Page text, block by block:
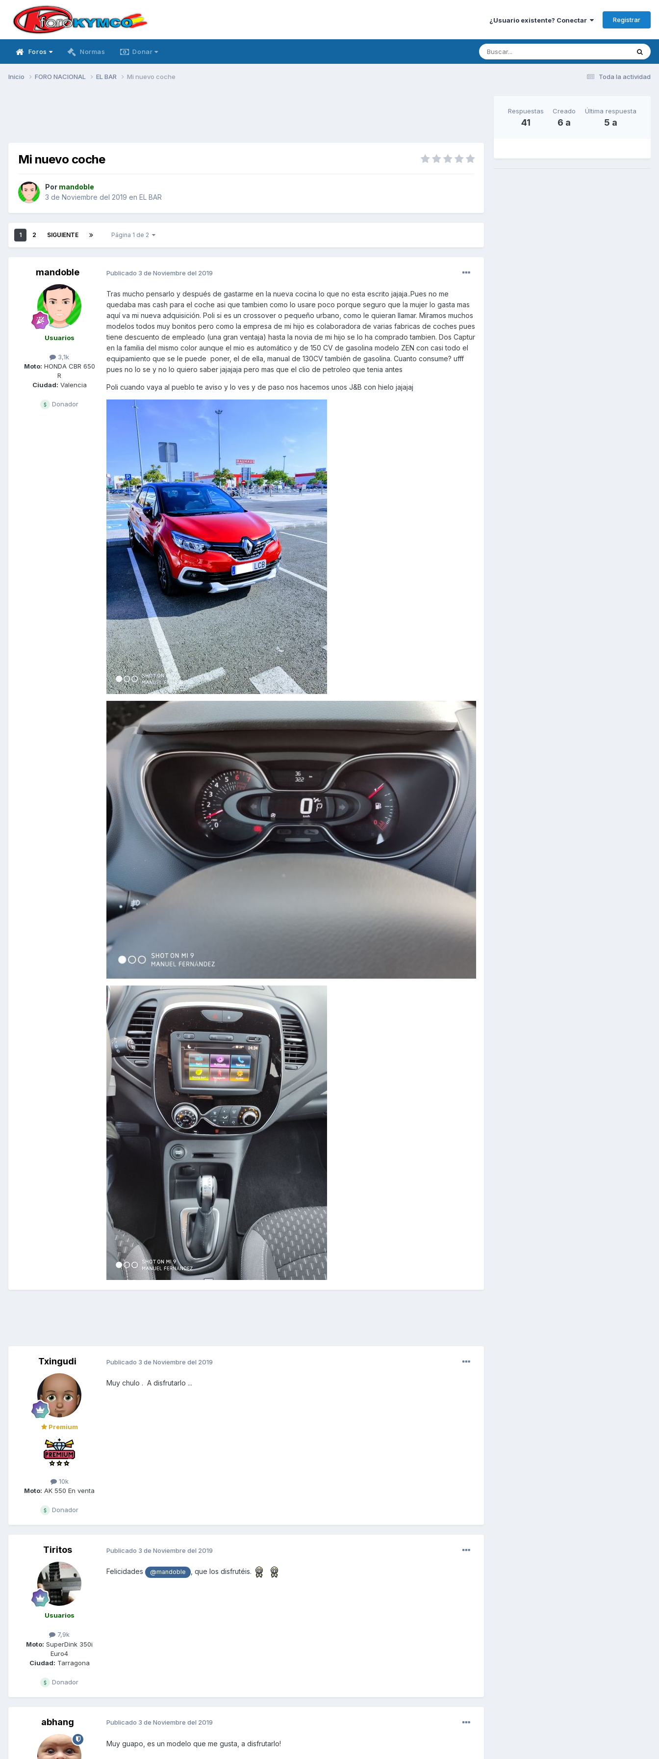
¿Usuario existente? Conectar Registrar
Foros Normas Donar
Toda la actividad
Inicio FORO NACIONAL EL BAR Mi nuevo coche
Mi nuevo coche
Por mandoble
3 de Noviembre del 2019 en EL BAR
1 2 SIGUIENTE Página 1 de 2
mandoble
Usuarios
3,1k
Moto: HONDA CBR 650
R
Ciudad: Valencia
Donador
Publicado 3 de Noviembre del 2019
Tras mucho pensarlo y después de gastarme en la nueva cocina lo que no esta escrito jajaja..Pues no me
quedaba mas cash para el coche asi que tambien como lo usare poco porque seguro que la mujer lo gasta mas
aquí va mi nueva adquisición. Poli si es un crossover o pequeño urbano, como le quieran llamar. Miramos muchos
modelos todos muy bonitos pero como la empresa de mi hijo es colaboradora de varias fabricas de coches pues
tiene descuento de empleado (una gran ventaja) hasta la novia de mi hijo se lo ha comprado tambien. Dos Captur
en la familia del mismo color aunque el mio es automático y de 150 CV de gasolina modelo ZEN con casi todo el
equipamiento que se le puede poner, el de ella, manual de 130CV también de gasolina. Cuanto consume? ufff
pues no lo se y no lo quiero saber jajajaja pero mas que el clio de petroleo que tenia antes
Poli cuando vaya al pueblo te aviso y lo ves y de paso nos hacemos unos J&B con hielo jajajaj
Txingudi
Premium
10k
Moto: AK 550 En venta
Donador
Publicado 3 de Noviembre del 2019
Muy chulo . A disfrutarlo ...
Tiritos
Usuarios
7,9k
Moto: SuperDink 350i
Euro4
Ciudad: Tarragona
Donador
Publicado 3 de Noviembre del 2019
Felicidades @mandoble , que los disfrutéis.
abhang Publicado 3 de Noviembre del 2019
Muy guapo, es un modelo que me gusta, a disfrutarlo!
Respuestas
41
Creado
6 a
Última respuesta
5 a